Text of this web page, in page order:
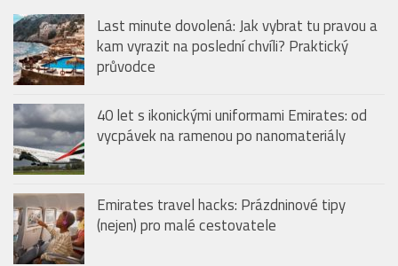
Last minute dovolená: Jak vybrat tu pravou a
kam vyrazit na poslední chvíli? Praktický
průvodce
40 let s ikonickými uniformami Emirates: od
vycpávek na ramenou po nanomateriály
Emirates travel hacks: Prázdninové tipy
(nejen) pro malé cestovatele